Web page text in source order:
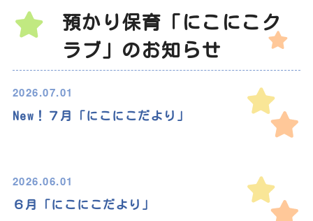
預かり保育「にこにこク
ラブ」のお知らせ
2026.07.01
New！７月「にこにこだより」
2026.06.01
６月「にこにこだより」